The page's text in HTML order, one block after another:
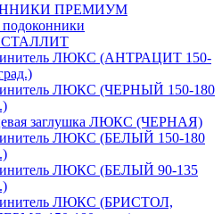
ПРЕМИУМ
ЛЮКС (АНТРАЦИТ 150-
ЛЮКС (ЧЕРНЫЙ 150-180
заглушка ЛЮКС (ЧЕРНАЯ)
ЛЮКС (БЕЛЫЙ 150-180
ЛЮКС (БЕЛЫЙ 90-135
ЛЮКС (БРИСТОЛ,